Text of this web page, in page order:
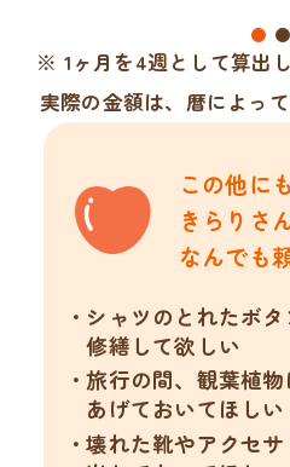
※ 1ヶ月を4週として算出
実際の金額は、暦によって
この他に
きらりさ
なんでも
シャツのとれたボタ
修繕して欲しい
旅行の間、観葉植物
あげておいてほしい
壊れた靴やアクセ